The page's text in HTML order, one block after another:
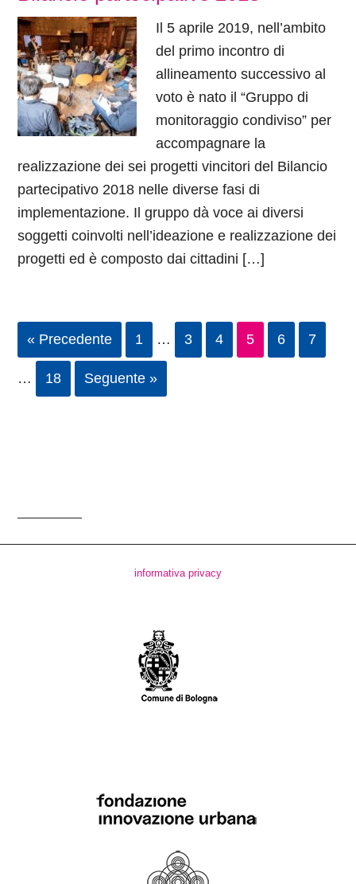
Il 5 aprile 2019, nell’ambito
del primo incontro di
allineamento successivo al
voto è nato il “Gruppo di
monitoraggio condiviso” per
accompagnare la
realizzazione dei sei progetti vincitori del Bilancio
partecipativo 2018 nelle diverse fasi di
implementazione. Il gruppo dà voce ai diversi
soggetti coinvolti nell’ideazione e realizzazione dei
progetti ed è composto dai cittadini […]
« Precedente 1 … 3 4 5 6 7
… 18 Seguente »
informativa privacy